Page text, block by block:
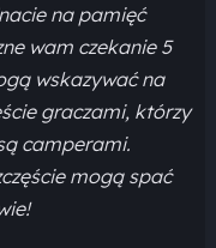
na pamięć
wam czekanie 5
wskazywać na
graczami, którzy
camperami.
mogą spać